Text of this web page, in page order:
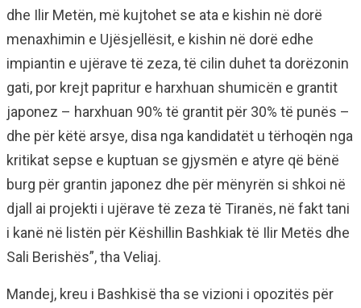
dhe Ilir Metën, më kujtohet se ata e kishin në dorë
menaxhimin e Ujësjellësit, e kishin në dorë edhe
impiantin e ujërave të zeza, të cilin duhet ta dorëzonin
gati, por krejt papritur e harxhuan shumicën e grantit
japonez – harxhuan 90% të grantit për 30% të punës –
dhe për këtë arsye, disa nga kandidatët u tërhoqën nga
kritikat sepse e kuptuan se gjysmën e atyre që bënë
burg për grantin japonez dhe për mënyrën si shkoi në
djall ai projekti i ujërave të zeza të Tiranës, në fakt tani
i kanë në listën për Këshillin Bashkiak të Ilir Metës dhe
Sali Berishës”, tha Veliaj.
Mandej, kreu i Bashkisë tha se vizioni i opozitës për